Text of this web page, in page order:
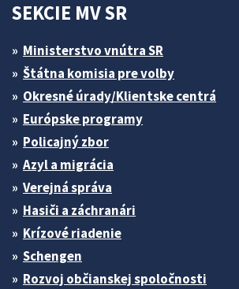
SEKCIE MV SR
Ministerstvo vnútra SR
Štátna komisia pre volby
Okresné úrady/Klientske centrá
Európske programy
Policajný zbor
Azyl a migrácia
Verejná správa
Hasiči a záchranári
Krízové riadenie
Schengen
Rozvoj občianskej spoločnosti